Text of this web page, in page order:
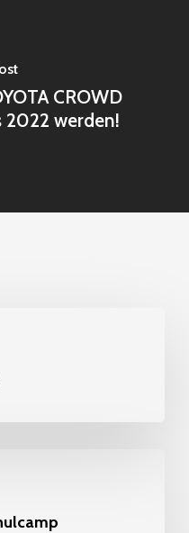
CROWD
2022 werden!